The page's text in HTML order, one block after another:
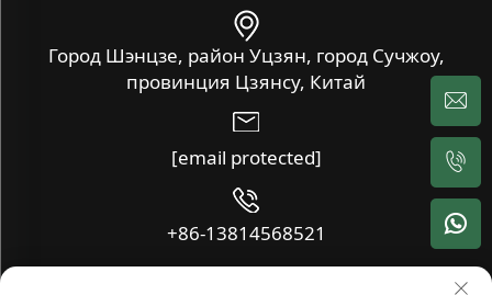
Город Шэнцзе, район Уцзян, город Сучжоу,
провинция Цзянсу, Китай
[email protected]
+86-13814568521